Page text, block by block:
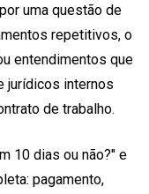
uma questão de
repetitivos, o
entendimentos que
jurídicos internos
de trabalho.
10 dias ou não?" e
pagamento,